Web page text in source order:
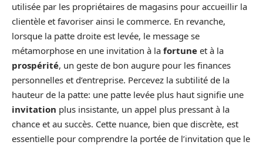
utilisée par les propriétaires de magasins pour accueillir la
clientèle et favoriser ainsi le commerce. En revanche,
lorsque la patte droite est levée, le message se
métamorphose en une invitation à la fortune et à la
prospérité, un geste de bon augure pour les finances
personnelles et d’entreprise. Percevez la subtilité de la
hauteur de la patte: une patte levée plus haut signifie une
invitation plus insistante, un appel plus pressant à la
chance et au succès. Cette nuance, bien que discrète, est
essentielle pour comprendre la portée de l’invitation que le